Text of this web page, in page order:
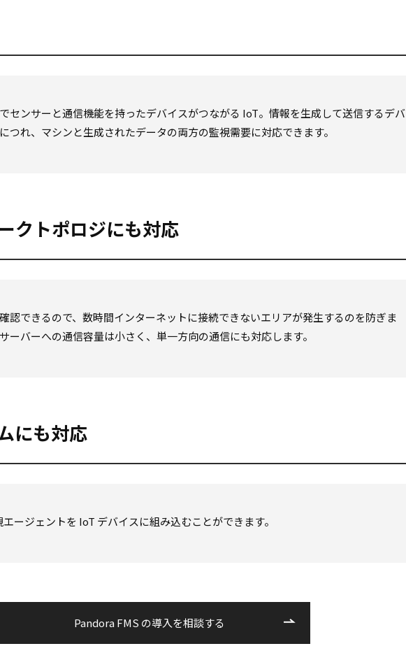
センサーと通信機能を持ったデバイスがつながる IoT。情報を生成して送信するデバ
れ、マシンと生成されたデータの両方の監視需要に対応できます。
クトポロジにも対応
認できるので、数時間インターネットに接続できないエリアが発生するのを防ぎま
ーバーへの通信容量は小さく、単一方向の通信にも対応します。
にも対応
ージェントを IoT デバイスに組み込むことができます。
Pandora FMS の導入を相談する